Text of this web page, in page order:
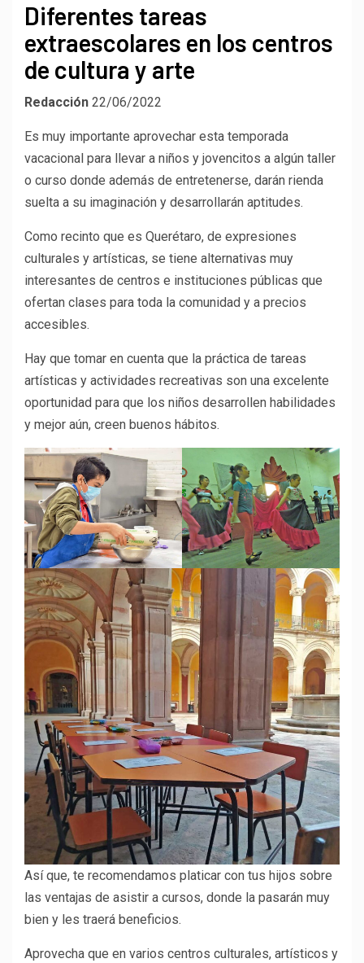
Diferentes tareas
extraescolares en los centros
de cultura y arte
Redacción 22/06/2022
Es muy importante aprovechar esta temporada
vacacional para llevar a niños y jovencitos a algún taller
o curso donde además de entretenerse, darán rienda
suelta a su imaginación y desarrollarán aptitudes.
Como recinto que es Querétaro, de expresiones
culturales y artísticas, se tiene alternativas muy
interesantes de centros e instituciones públicas que
ofertan clases para toda la comunidad y a precios
accesibles.
Hay que tomar en cuenta que la práctica de tareas
artísticas y actividades recreativas son una excelente
oportunidad para que los niños desarrollen habilidades
y mejor aún, creen buenos hábitos.
Así que, te recomendamos platicar con tus hijos sobre
las ventajas de asistir a cursos, donde la pasarán muy
bien y les traerá beneficios.
Aprovecha que en varios centros culturales, artísticos y